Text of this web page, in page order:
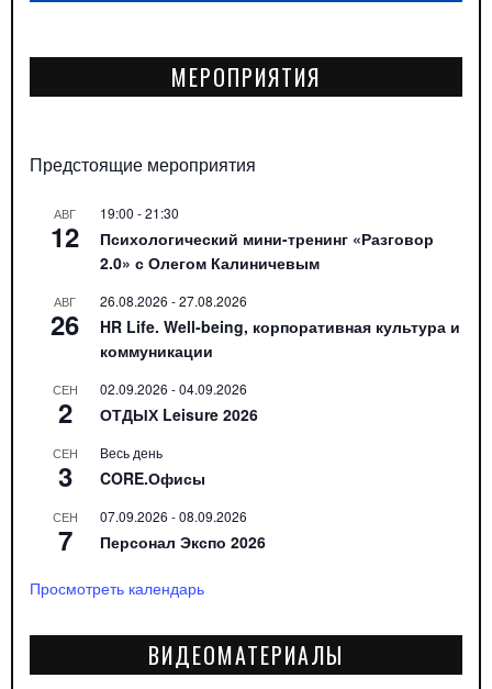
МЕРОПРИЯТИЯ
Предстоящие мероприятия
АВГ
12
19:00 -21:30
Психологический мини-тренинг «Разговор
2.0» с Олегом Калиничевым
АВГ
26
26.08.2026 -27.08.2026
HR Life. Well-being, корпоративная культура и
коммуникации
СЕН
2
02.09.2026 -04.09.2026
ОТДЫХ Leisure 2026
СЕН
3
Весь день
CORE.Офисы
СЕН
7
07.09.2026 -08.09.2026
Персонал Экспо 2026
Просмотреть календарь
ВИДЕОМАТЕРИАЛЫ